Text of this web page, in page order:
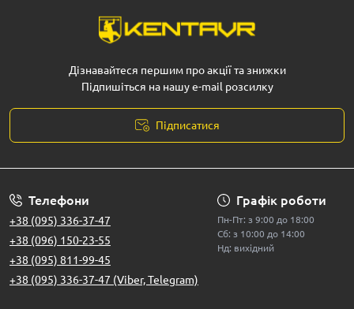
Дізнавайтеся першим про акції та знижки
Підпишіться на нашу e-mail розсилку
Підписатися
Телефони
+38 (095) 336-37-47
+38 (096) 150-23-55
+38 (095) 811-99-45
+38 (095) 336-37-47 (Viber, Telegram)
Графік роботи
Пн-Пт: з 9:00 до 18:00
Сб: з 10:00 до 14:00
Нд: вихідний